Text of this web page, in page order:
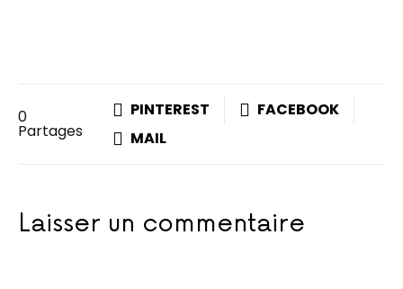
0
Partages
PINTEREST
FACEBOOK
MAIL
Laisser un commentaire